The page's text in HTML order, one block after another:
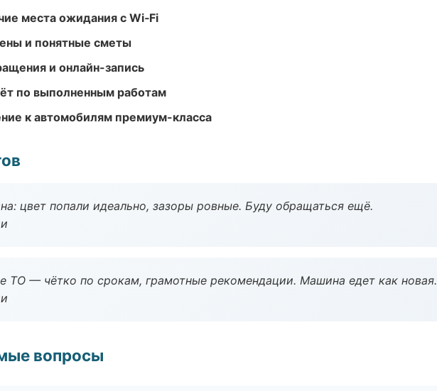
места ожидания с Wi‑Fi
и понятные сметы
и онлайн-запись
по выполненным работам
к автомобилям премиум-класса
цвет попали идеально, зазоры ровные. Буду обращаться ещё.
ТО — чётко по срокам, грамотные рекомендации. Машина едет как новая.
вопросы